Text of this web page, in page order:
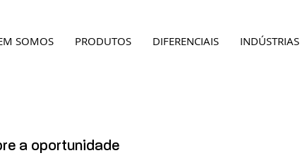
SOMOS PRODUTOS DIFERENCIAIS INDÚSTRIAS
a oportunidade